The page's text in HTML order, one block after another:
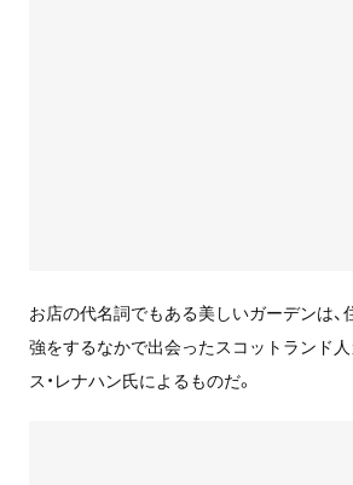
お店の代名詞でもある美しいガーデンは
強をするなかで出会ったスコットランド人
ス・レナハン氏によるものだ。